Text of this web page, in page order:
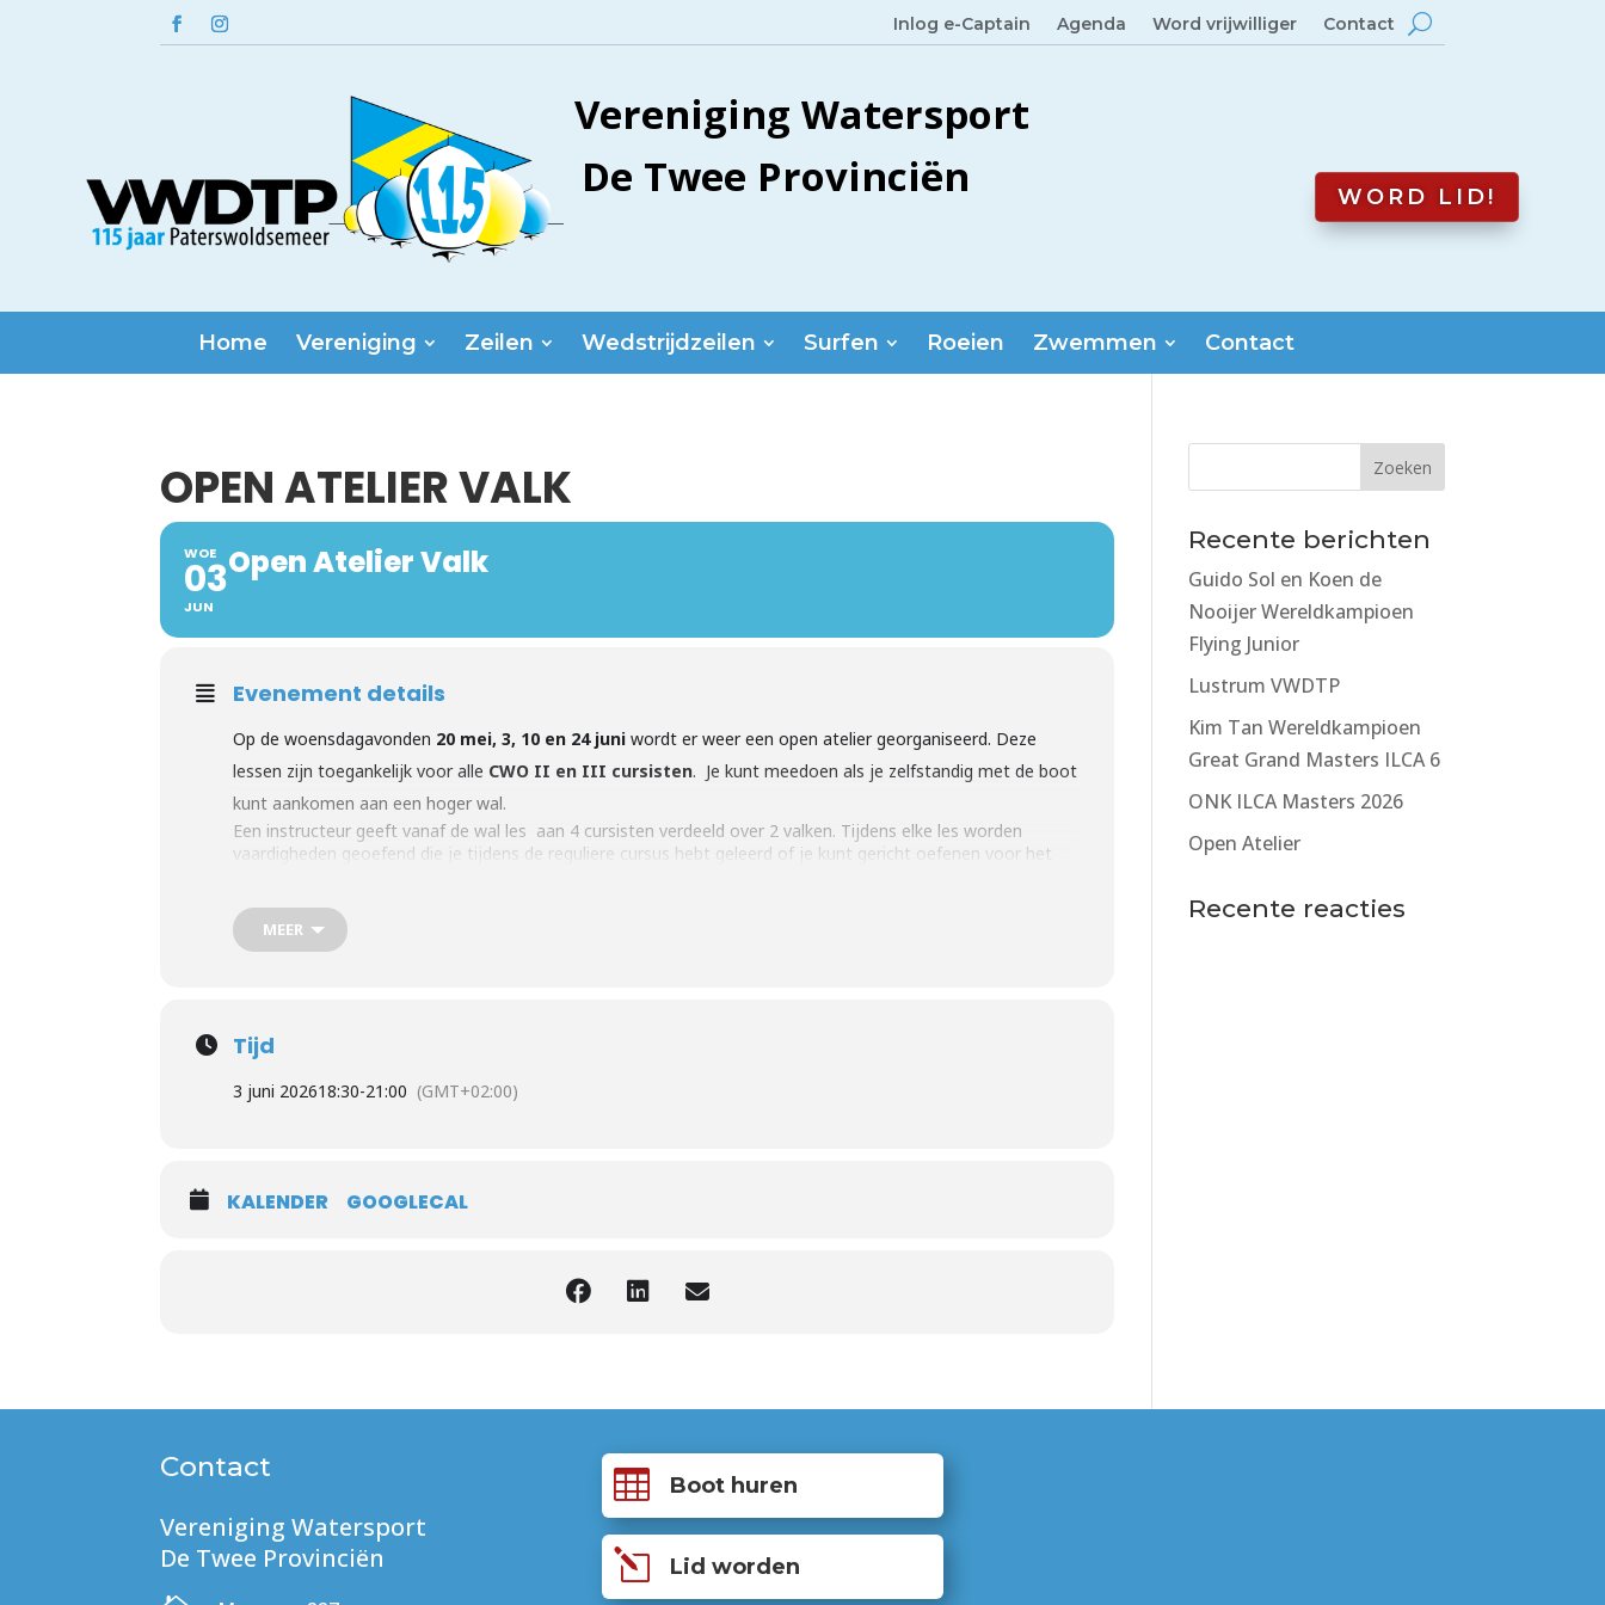
Inlog e-Captain Agenda Word vrijwilliger Contact
Vereniging Watersport
De Twee Provinciën
WORD LID!
Home Vereniging Zeilen Wedstrijdzeilen Surfen Roeien Zwemmen Contact
OPEN ATELIER VALK
WOE
03
JUN
Open Atelier Valk
Evenement details
Op de woensdagavonden 20 mei, 3, 10 en 24 juni wordt er weer een open atelier georganiseerd. Deze
lessen zijn toegankelijk voor alle CWO II en III cursisten. Je kunt meedoen als je zelfstandig met de boot
kunt aankomen aan een hoger wal.
Een instructeur geeft vanaf de wal les aan 4 cursisten verdeeld over 2 valken. Tijdens elke les worden
vaardigheden geoefend die je tijdens de reguliere cursus hebt geleerd of je kunt gericht oefenen voor het
Je kunt je per les inschrijven. De kosten per deelnemer per les zijn €17,50
Inschrijven kan via de website>>E-captain >>Open atelier.
MEER
Tijd
3 juni 202618:30-21:00 (GMT+02:00)
KALENDER GOOGLECAL
Recente berichten
Guido Sol en Koen de
Nooijer Wereldkampioen
Flying Junior
Lustrum VWDTP
Kim Tan Wereldkampioen
Great Grand Masters ILCA 6
ONK ILCA Masters 2026
Open Atelier
Recente reacties
Contact
Vereniging Watersport
De Twee Provinciën
 Boot huren
l Lid worden